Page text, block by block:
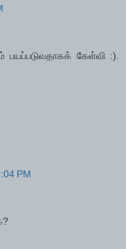
பயப்படுவதாகக் கேள்வி :).
PM